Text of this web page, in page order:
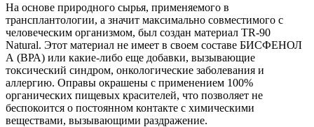
На основе природного сырья, применяемого в
трансплантологии, а значит максимально совместимого с
человеческим организмом, был создан материал TR-90
Natural. Этот материал не имеет в своем составе БИСФЕНОЛ
А (ВРА) или какие-либо еще добавки, вызывающие
токсический синдром, онкологические заболевания и
аллергию. Оправы окрашены с применением 100%
органических пищевых красителей, что позволяет не
беспокоится о постоянном контакте с химическими
веществами, вызывающими раздражение.